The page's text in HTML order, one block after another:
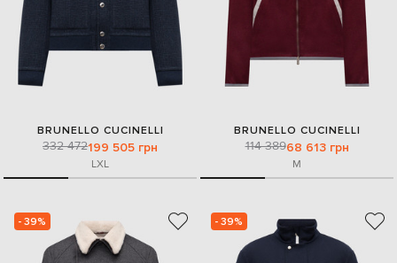
BRUNELLO CUCINELLI
332 472199 505 грн
LXL
BRUNELLO CUCINELLI
114 38968 613 грн
M
- 39% - 39%